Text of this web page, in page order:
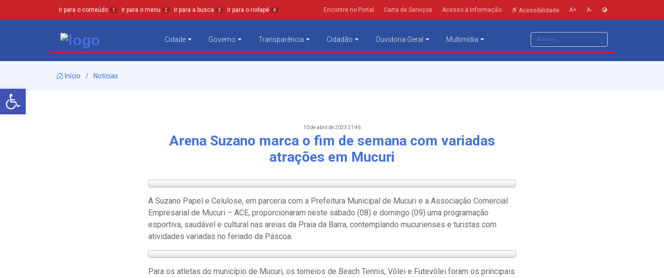
Barra de Ferramentas Aberta
Ir para o conteúdo 1 Ir para o menu 2 Ir para a busca 3 Ir para o rodapé 4 Encontre no Portal Carta de Serviços Acesso à Informação Acessibilidade A+ A-
Cidade Governo Transparência Cidadão Ouvidoria Geral Multimídia
Início Notícias
10 de abril de 2023 21:46
Arena Suzano marca o fim de semana com variadas
atrações em Mucuri
A Suzano Papel e Celulose, em parceria com a Prefeitura Municipal de Mucuri e a Associação Comercial
Empresarial de Mucuri – ACE, proporcionaram neste sábado (08) e domingo (09) uma programação
esportiva, saudável e cultural nas areias da Praia da Barra, contemplando mucurienses e turistas com
atividades variadas no feriado da Páscoa.
Para os atletas do município de Mucuri, os torneios de Beach Tennis, Vôlei e Futevôlei foram os principais